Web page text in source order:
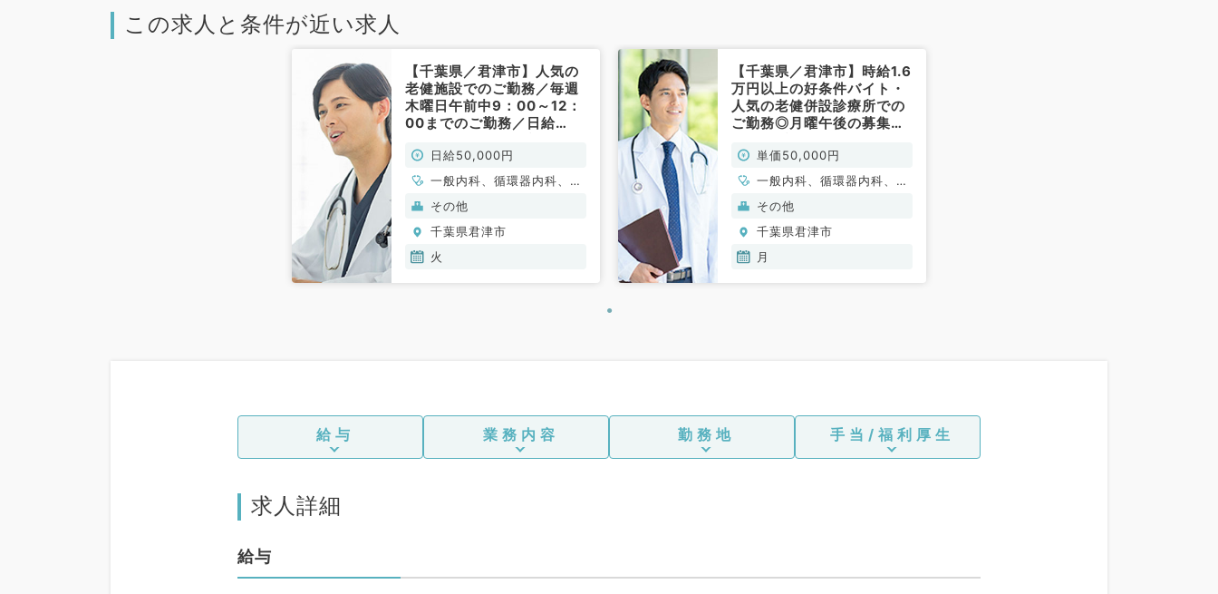
この求人と条件が近い求人
【千葉県／君津市】人気の
老健施設でのご勤務／毎週
木曜日午前中9：00～12：
00までのご勤務／日給
勤）日給50,000円
一般内科、循環器内科、呼
吸器内科、消化器内科、内
分泌・代謝内科、腎臓内科
その他
千葉県君津市
火
【千葉県／君津市】時給1.6
万円以上の好条件バイト・
人気の老健併設診療所での
ご勤務◎月曜午後の募集
単価50,000円
一般内科、循環器内科、呼
吸器内科、消化器内科、内
分泌・代謝内科、腎臓内科
その他
千葉県君津市
月
給与 業務内容 勤務地 手当/福利厚生
求人詳細
給与